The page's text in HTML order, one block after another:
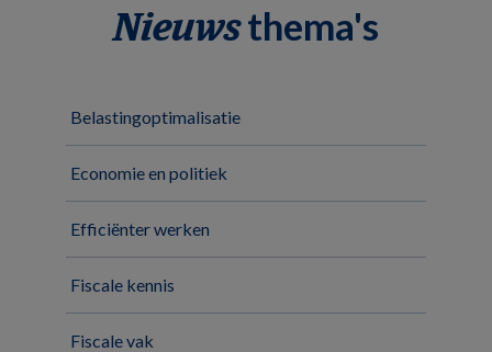
Nieuwsthema's
Belastingoptimalisatie
Economie en politiek
Efficiënter werken
Fiscale kennis
Fiscale vak